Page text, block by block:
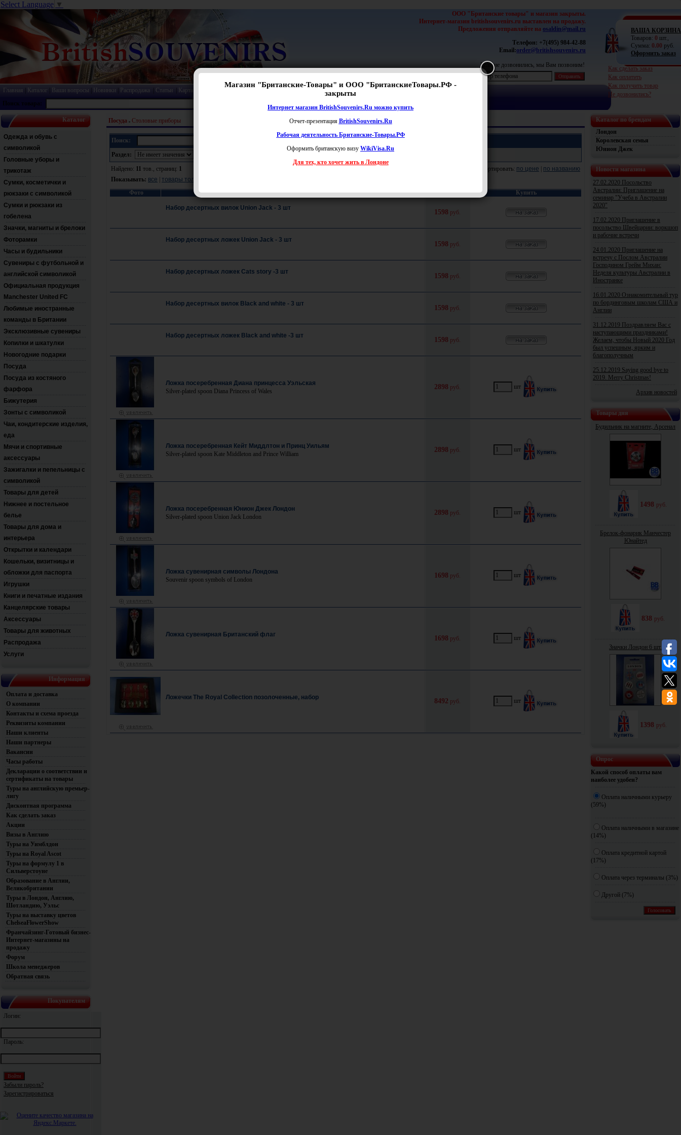
Select Language ▼
ООО "Британские товары" и магазин закрыты.
Интернет-магазин britishsouvenirs.ru выставлен на продажу.
Предложения отправляйте на osaldin@mail.ru
Телефон: +7(495) 984-42-88
Email:order@britishsouvenirs.ru
Если не дозвонились, мы Вам позвоним!
Главная Каталог Ваши вопросы Новинки Распродажа Статьи Карта сайта
Поиск товара:
Расширенный поиск
ВАША КОРЗИНА
Товаров: 0 шт.,
Сумма: 0.00 руб.
Оформить заказ
Как сделать заказ
Как оплатить
Как получить товар
Не дозвонились?
Каталог
Одежда и обувь с
символикой
Головные уборы и
трикотаж
Сумки, косметички и
рюкзаки с символикой
Сумки и рюкзаки из
гобелена
Значки, магниты и брелоки
Фоторамки
Часы и будильники
Сувениры с футбольной и
английской символикой
Официальная продукция
Manchester United FC
Любимые иностранные
команды в Британии
Эксклюзивные сувениры
Копилки и шкатулки
Новогодние подарки
Посуда
Посуда из костяного
фарфора
Бижутерия
Зонты с символикой
Чаи, кондитерские изделия,
еда
Мячи и спортивные
аксессуары
Зажигалки и пепельницы с
символикой
Товары для детей
Нижнее и постельное
белье
Товары для дома и
интерьера
Открытки и календари
Кошельки, визитницы и
обложки для паспорта
Игрушки
Книги и печатные издания
Канцелярские товары
Аксессуары
Товары для животных
Распродажа
Услуги
Информация
Оплата и доставка
О компании
Контакты и схема проезда
Реквизиты компании
Наши клиенты
Наши партнеры
Вакансии
Часы работы
Декларации о соответствии и
сертификаты на товары
Туры на английскую премьер-
лигу
Дисконтная программа
Как сделать заказ
Акции
Визы в Англию
Туры на Уимблдон
Туры на Royal Ascot
Туры на формулу 1 в
Сильверстоуне
Образование в Англии,
Великобритании
Туры в Лондон, Англию,
Шотландию, Уэльс
Туры на выставку цветов
ChelseaFlowerShow
Франчайзинг-Готовый бизнес-
Интернет-магазины на
продажу
Форум
Школа менеджеров
Обратная связь
Покупателям
Логин:
Пароль:
Забыли пароль?
Зарегистрироваться
Посуда Столовые приборы
Поиск:
Раздел:
Найдено: 11 тов., страниц: 1 Сортировать: по цене
по названию
Показывать: все
товары только в наличии
Фото
Наименование Цена Купить
Набор десертных вилок Union Jack - 3 шт
1598 руб.
Набор десертных ложек Union Jack - 3 шт
1598 руб.
Набор десертных ложек Cats story -3 шт
1598 руб.
Набор десертных вилок Black and white - 3 шт
1598 руб.
Набор десертных ложек Black and white -3 шт
1598 руб.
Ложка посеребренная Диана принцесса Уэльская
Silver-plated spoon Diana Princess of Wales
2898 руб. шт
Ложка посеребренная Кейт Миддлтон и Принц Уильям
Silver-plated spoon Kate Middleton and Prince William
2898 руб. шт
Ложка посеребренная Юнион Джек Лондон
Silver-plated spoon Union Jack London
2898 руб. шт
Ложка сувенирная символы Лондона
Souvenir spoon symbols of London
1698 руб. шт
Ложка сувенирная Британский флаг 1698 руб. шт
Ложечки The Royal Collection позолоченные, набор 8492 руб. шт
Каталог по брендам
Лондон
Королевская семья
Юнион Джек
Новости магазина
27.02.2020 Посольство
Австралии: Приглашение на
семинар "Учеба в Австралии
2020"
17.02.2020 Приглашение в
посольство Швейцарии: воркшоп
и рабочие встречи
24.01.2020 Приглашение на
встречу с Послом Австралии
Господином Грейм Михан:
Неделя культуры Австралии в
Иностранке
16.01.2020 Ознакомительный тур
по бординговым школам США и
Англии
31.12.2019 Поздравляем Вас с
наступающими праздниками!
Желаем, чтобы Новый 2020 Год
был успешным, ярким и
благополучным
25.12.2019 Saying good bye to
2019. Merry Christmas!
Архив новостей
Товары дня
Будильник на магните, Арсенал
1498 руб.
Брелок-фонарик Манчестер
Юнайтед
838 руб.
Значки Лондон 6 шт.
1398 руб.
Опрос
Какой способ оплаты вам
наиболее удобен?
Оплата наличными курьеру
(59%)
Оплата наличными в магазине
(14%)
Оплата кредитной картой
(17%)
Оплата через терминалы (3%)
Другoй (7%)
Магазин "Британские-Товары" и ООО "БританскиеТовары.РФ -
закрыты
Интернет магазин BritishSouvenirs.Ru можно купить
Отчет-презентация BritishSouvenirs.Ru
Рабочая деятельность Британские-Товары.РФ
Оформить британскую визу WikiVisa.Ru
Для тех, кто хочет жить в Лондоне